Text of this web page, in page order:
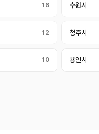
16 수원시
12 청주시
10 용인시